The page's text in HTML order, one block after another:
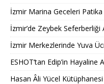
İzmir Marina Geceleri
İzmir’de Zeybek Seferberliği
İzmir Merkezlerinde Yuva
ESHOT’tan Edip’in Hayaline
Hasan Âli Yücel